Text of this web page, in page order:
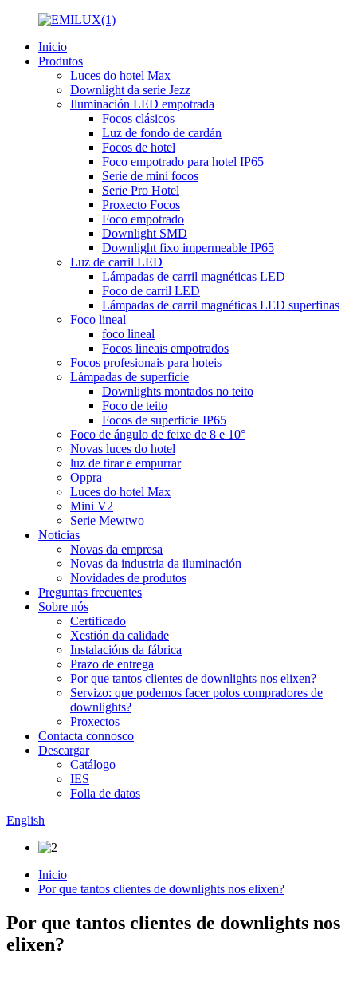
Inicio
Produtos
Luces do hotel Max
Downlight da serie Jezz
Iluminación LED empotrada
Focos clásicos
Luz de fondo de cardán
Focos de hotel
Foco empotrado para hotel IP65
Serie de mini focos
Serie Pro Hotel
Proxecto Focos
Foco empotrado
Downlight SMD
Downlight fixo impermeable IP65
Luz de carril LED
Lámpadas de carril magnéticas LED
Foco de carril LED
Lámpadas de carril magnéticas LED superfinas
Foco lineal
foco lineal
Focos lineais empotrados
Focos profesionais para hoteis
Lámpadas de superficie
Downlights montados no teito
Foco de teito
Focos de superficie IP65
Foco de ángulo de feixe de 8 e 10°
Novas luces do hotel
luz de tirar e empurrar
Oppra
Luces do hotel Max
Mini V2
Serie Mewtwo
Noticias
Novas da empresa
Novas da industria da iluminación
Novidades de produtos
Preguntas frecuentes
Sobre nós
Certificado
Xestión da calidade
Instalacións da fábrica
Prazo de entrega
Por que tantos clientes de downlights nos elixen?
Servizo: que podemos facer polos compradores de
downlights?
Proxectos
Contacta connosco
Descargar
Catálogo
IES
Folla de datos
English
Inicio
Por que tantos clientes de downlights nos elixen?
Por que tantos clientes de downlights nos
elixen?